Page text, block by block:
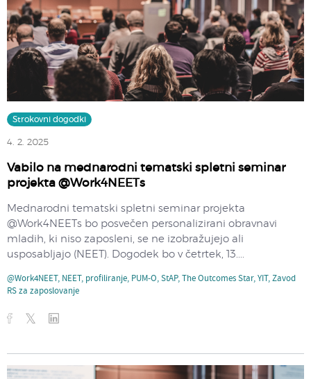
Strokovni dogodki
4. 2. 2025
Vabilo na mednarodni tematski spletni seminar
projekta @Work4NEETs
Mednarodni tematski spletni seminar projekta
@Work4NEETs bo posvečen personalizirani obravnavi
mladih, ki niso zaposleni, se ne izobražujejo ali
usposabljajo (NEET). Dogodek bo v četrtek, 13....
@Work4NEET, NEET, profiliranje, PUM-O,StAP,The Outcomes Star,YIT,Zavod
RS za zaposlovanje